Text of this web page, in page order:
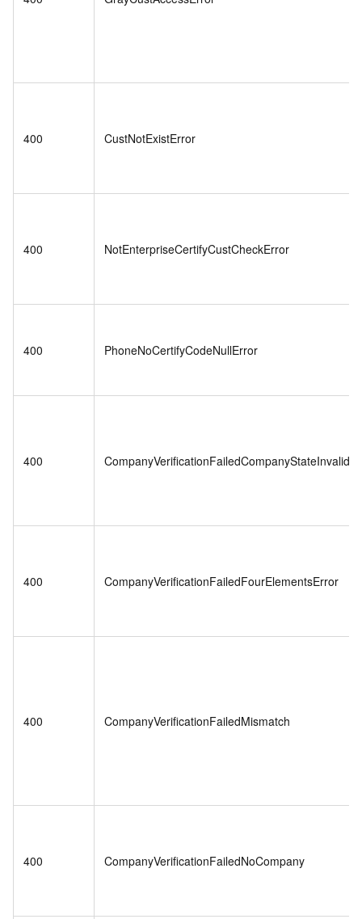
400 CustNotExistError
400 NotEnterpriseCertifyCustCheckError
400 PhoneNoCertifyCodeNullError
400 CompanyVerificationFailedCompanyStateInvalid
400 CompanyVerificationFailedFourElementsError
400 CompanyVerificationFailedMismatch
400 CompanyVerificationFailedNoCompany